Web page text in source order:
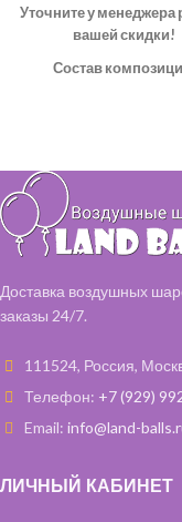
Уточните у менеджера
вашей скидки!
Состав
Шар "Горох" 35 см –
Доставка воздушных
заказы 24/7.
111524, Россия,
Телефон: +7 (929)
Email: info@land-
ЛИЧНЫЙ КАБИНЕТ